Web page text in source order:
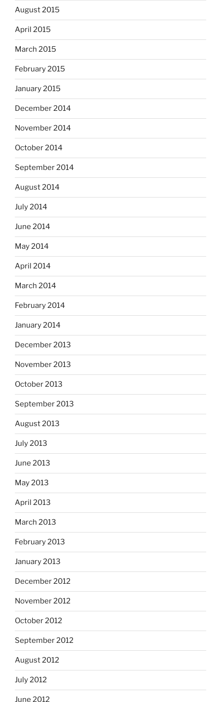
August 2015
April 2015
March 2015
February 2015
January 2015
December 2014
November 2014
October 2014
September 2014
August 2014
July 2014
June 2014
May 2014
April 2014
March 2014
February 2014
January 2014
December 2013
November 2013
October 2013
September 2013
August 2013
July 2013
June 2013
May 2013
April 2013
March 2013
February 2013
January 2013
December 2012
November 2012
October 2012
September 2012
August 2012
July 2012
June 2012